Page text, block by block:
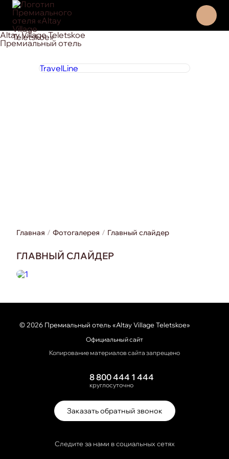
Altay Village Teletskoe
Премиальный отель
TravelLine
Главная Фотогалерея Главный слайдер
ГЛАВНЫЙ СЛАЙДЕР
© 2026 Премиальный отель «Altay Village Teletskoe»
Официальный сайт
Копирование материалов сайта запрещено
8 800 444 1 444
круглосуточно
Заказать обратный звонок
Следите за нами в социальных сетях